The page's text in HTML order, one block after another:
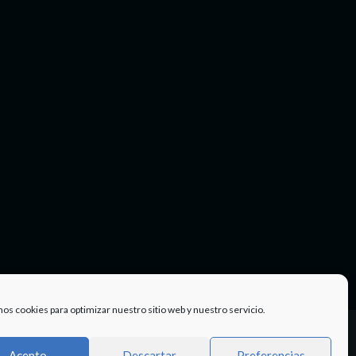
cookies para optimizar nuestro sitio web y nuestro servicio.
Twitter
TÉRMINOS